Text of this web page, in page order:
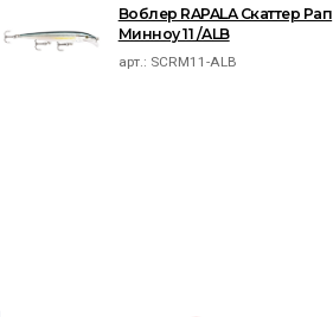
Воблер RAPALA Скаттер Рап
Минноу 11 /ALB
арт.: SCRM11-ALB